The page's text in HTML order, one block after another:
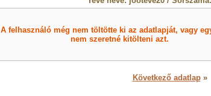
A felhasználó még nem töltötte ki az adatlapját, vagy
nem szeretné kitölteni azt.
Következő adatlap»